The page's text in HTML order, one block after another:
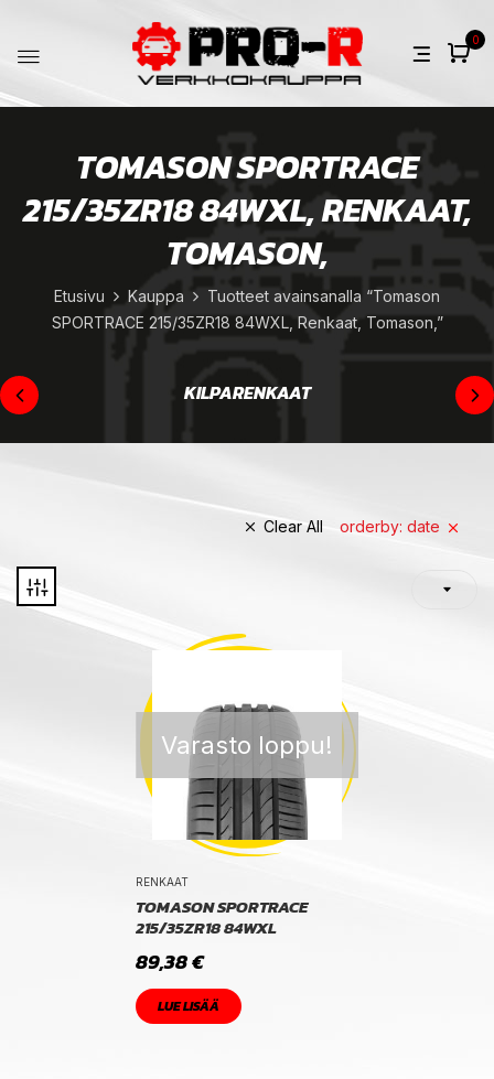
0
TOMASON SPORTRACE
215/35ZR18 84WXL, RENKAAT,
TOMASON,
Etusivu Kauppa
Tuotteet avainsanalla “Tomason
SPORTRACE 215/35ZR18 84WXL, Renkaat, Tomason,”
KILPARENKAAT
Clear All orderby: date
Varasto loppu!
RENKAAT
TOMASON SPORTRACE
215/35ZR18 84WXL
89,38€
LUE LISÄÄ